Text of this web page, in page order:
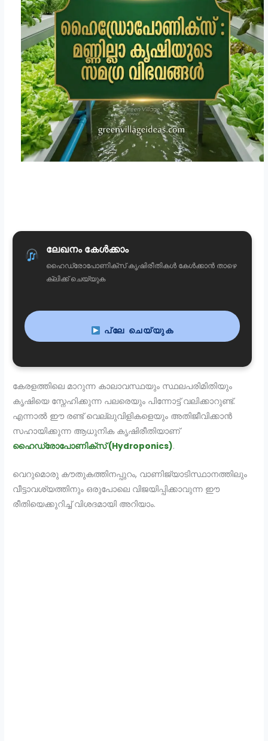
ലേഖനം കേൾക്കാം
ഹൈഡ്രോപോണിക്സ് കൃഷിരീതികൾ കേൾക്കാൻ താഴെ
ക്ലിക്ക് ചെയ്യുക
പ്ലേ ചെയ്യുക
കേരളത്തിലെ മാറുന്ന കാലാവസ്ഥയും സ്ഥലപരിമിതിയും
കൃഷിയെ സ്നേഹിക്കുന്ന പലരെയും പിന്നോട്ട് വലിക്കാറുണ്ട്.
എന്നാൽ ഈ രണ്ട് വെല്ലുവിളികളെയും അതിജീവിക്കാൻ
സഹായിക്കുന്ന ആധുനിക കൃഷിരീതിയാണ്
ഹൈഡ്രോപോണിക്സ് (Hydroponics).
വെറുമൊരു കൗതുകത്തിനപ്പുറം, വാണിജ്യാടിസ്ഥാനത്തിലും
വീട്ടാവശ്യത്തിനും ഒരുപോലെ വിജയിപ്പിക്കാവുന്ന ഈ
രീതിയെക്കുറിച്ച് വിശദമായി അറിയാം.